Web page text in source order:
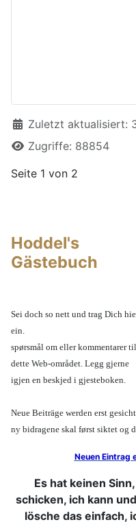
DetailsZuletzt aktualisiert:
Zugriffe: 88854
Seite 1 von 2
Hoddel's
Gästebuch
Sei doch so nett und trag Dich
ein.
spørsmål om eller kommentarer til
dette Web-området. Legg gjerne
igjen en beskjed i gjesteboken.
Neue Beiträge werden erst
ny bidragene skal først siktet og
Neuen Eintrag
Es hat keinen
schicken, ich kann
lösche das einfach,